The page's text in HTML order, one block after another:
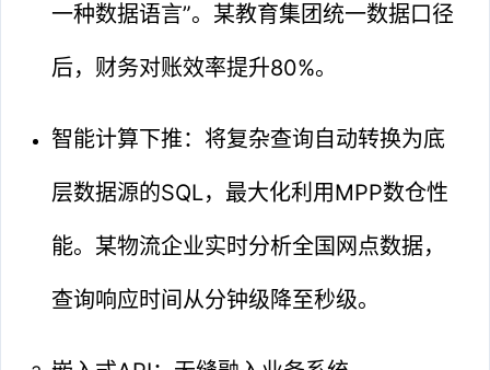
一种数据语言”。某教育集团统一数据口径
后，财务对账效率提升80%。
智能计算下推：将复杂查询自动转换为底
层数据源的SQL，最大化利用MPP数仓性
能。某物流企业实时分析全国网点数据，
查询响应时间从分钟级降至秒级。